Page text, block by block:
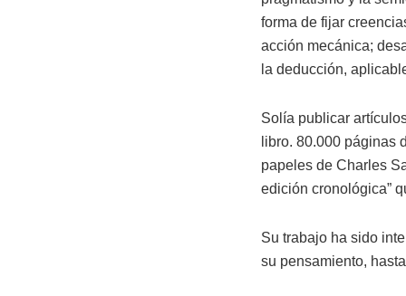
forma de fijar
acción mecánica;
la deducción,
Solía publicar
libro. 80.000 páginas
papeles de Charles
edición cronológica”
Su trabajo ha sido
su pensamiento,